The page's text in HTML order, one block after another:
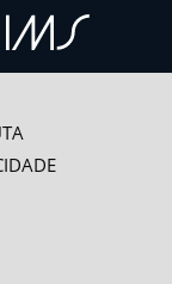
ENGAJADO
mais considerado de